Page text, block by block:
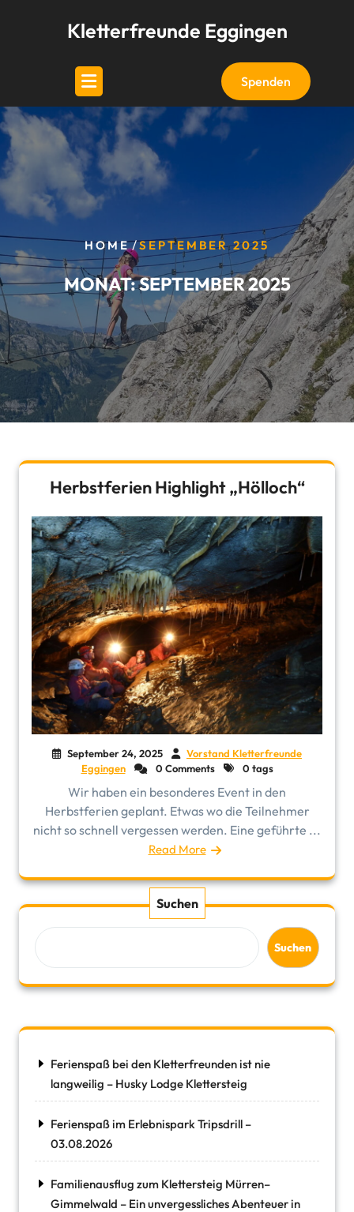
Kletterfreunde Eggingen
Spenden
HOME/SEPTEMBER 2025
MONAT:SEPTEMBER 2025
Herbstferien Highlight „Hölloch“
September 24, 2025
Vorstand Kletterfreunde
Eggingen
0 Comments 0 tags
Wir haben ein besonderes Event in den
Herbstferien geplant. Etwas wo die Teilnehmer
nicht so schnell vergessen werden. Eine geführte ...
Read More
Suchen
Suchen
Ferienspaß bei den Kletterfreunden ist nie
langweilig – Husky Lodge Klettersteig
Ferienspaß im Erlebnispark Tripsdrill –
03.08.2026
Familienausflug zum Klettersteig Mürren–
Gimmelwald – Ein unvergessliches Abenteuer in